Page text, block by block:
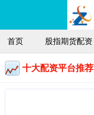
首页 股指期货配资
十大配资平台推荐